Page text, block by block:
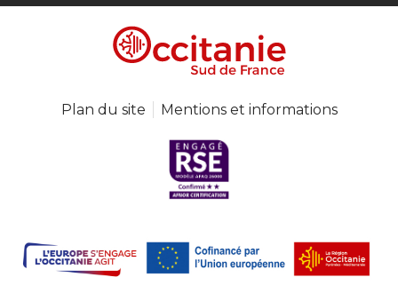
Plan du site Mentions et informations